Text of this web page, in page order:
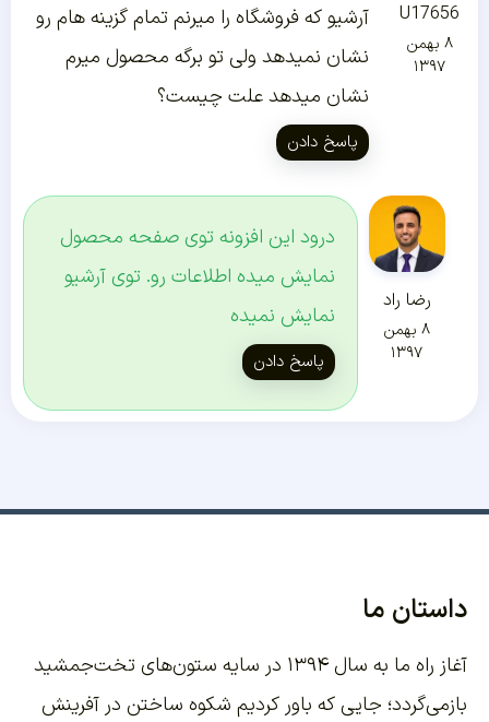
U17656
۸ بهمن
۱۳۹۷
آرشیو که فروشگاه را میرنم تمام گزینه هام رو
نشان نمیدهد ولی تو برگه محصول میرم
نشان میدهد علت چیست؟
پاسخ دادن
رضا راد
۸ بهمن
۱۳۹۷
درود این افزونه توی صفحه محصول
نمایش میده اطلاعات رو. توی آرشیو
نمایش نمیده
پاسخ دادن
داستان ما
آغاز راه ما به سال ۱۳۹۴ در سایه ستون‌های تخت‌جمشید
بازمی‌گردد؛ جایی که باور کردیم شکوه ساختن در آفرینش